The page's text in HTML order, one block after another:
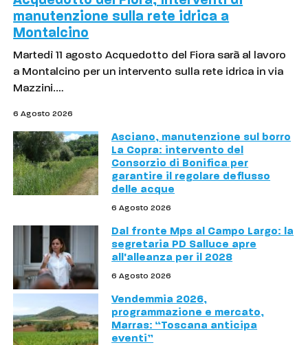
manutenzione sulla rete idrica a
Montalcino
Martedì 11 agosto Acquedotto del Fiora sarà al lavoro
a Montalcino per un intervento sulla rete idrica in via
Mazzini.…
6 Agosto 2026
Asciano, manutenzione sul borro
La Copra: intervento del
Consorzio di Bonifica per
garantire il regolare deflusso
delle acque
6 Agosto 2026
Dal fronte Mps al Campo Largo: la
segretaria PD Salluce apre
all'alleanza per il 2028
6 Agosto 2026
Vendemmia 2026,
programmazione e mercato,
Marras: “Toscana anticipa
eventi”